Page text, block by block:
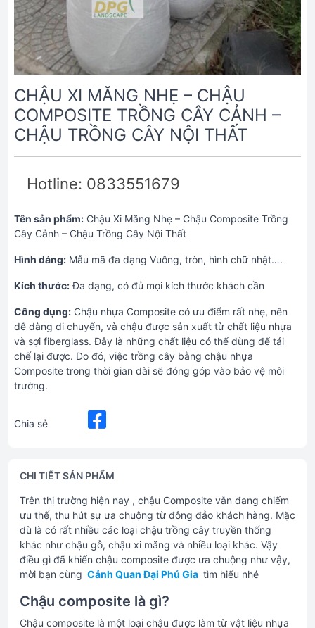
CHẬU XI MĂNG NHẸ – CHẬU
COMPOSITE TRỒNG CÂY CẢNH –
CHẬU TRỒNG CÂY NỘI THẤT
Hotline: 0833551679
Tên sản phẩm: Chậu Xi Măng Nhẹ – Chậu Composite Trồng
Cây Cảnh – Chậu Trồng Cây Nội Thất
Hình dáng: Mẫu mã đa dạng Vuông, tròn, hình chữ nhật….
Kích thước:Đa dạng, có đủ mọi kích thước khách cần
Công dụng: Chậu nhựa Composite có ưu điểm rất nhẹ, nên
dễ dàng di chuyển, và chậu được sản xuất từ chất liệu nhựa
và sợi fiberglass. Đây là những chất liệu có thể dùng để tái
chế lại được. Do đó, việc trồng cây bằng chậu nhựa
Composite trong thời gian dài sẽ đóng góp vào bảo vệ môi
trường.
Chia sẻ
CHI TIẾT SẢN PHẨM
Trên thị trường hiện nay , chậu Composite vẫn đang chiếm
ưu thế, thu hút sự ưa chuộng từ đông đảo khách hàng. Mặc
dù là có rất nhiều các loại chậu trồng cây truyền thống
khác như chậu gỗ, chậu xi măng và nhiều loại khác. Vậy
điều gì đã khiến chậu composite được ưa chuộng như vậy,
mời bạn cùng Cảnh Quan Đại Phú Gia tìm hiểu nhé
Chậu composite là gì?
Chậu composite là một loại chậu được làm từ vật liệu nhựa